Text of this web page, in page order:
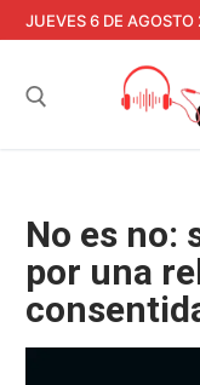
contenido
JUEVES 6 DE
No es no:
por una